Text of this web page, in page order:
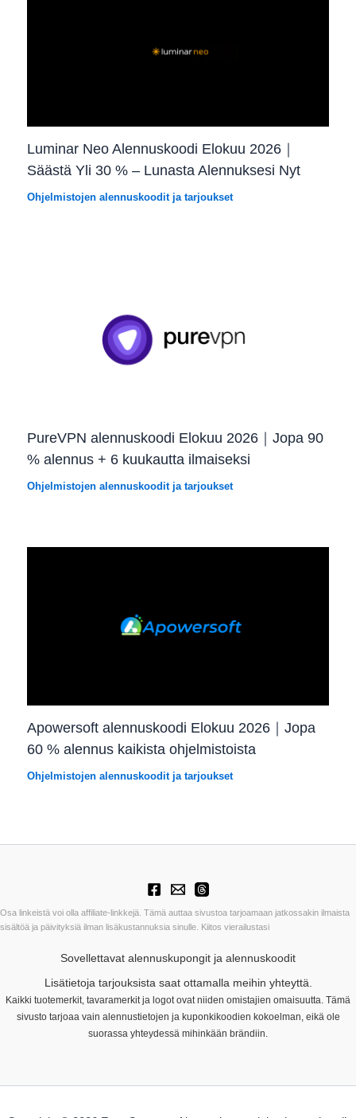
Luminar Neo Alennuskoodi Elokuu 2026｜
Säästä Yli 30 % – Lunasta Alennuksesi Nyt
Ohjelmistojen alennuskoodit ja tarjoukset
PureVPN alennuskoodi Elokuu 2026｜Jopa 90
% alennus + 6 kuukautta ilmaiseksi
Ohjelmistojen alennuskoodit ja tarjoukset
Apowersoft alennuskoodi Elokuu 2026｜Jopa
60 % alennus kaikista ohjelmistoista
Ohjelmistojen alennuskoodit ja tarjoukset
Osa linkeistä voi olla affiliate-linkkejä. Tämä auttaa sivustoa tarjoamaan jatkossakin ilmaista
sisältöä ja päivityksiä ilman lisäkustannuksia sinulle. Kiitos vierailustasi
Sovellettavat alennuskupongit ja alennuskoodit
Lisätietoja tarjouksista saat ottamalla meihin yhteyttä.
Kaikki tuotemerkit, tavaramerkit ja logot ovat niiden omistajien omaisuutta. Tämä
sivusto tarjoaa vain alennustietojen ja kuponkikoodien kokoelman, eikä ole
suorassa yhteydessä mihinkään brändiin.